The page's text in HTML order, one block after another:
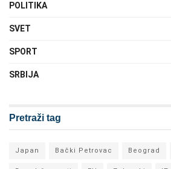
POLITIKA
SVET
SPORT
SRBIJA
Pretraži tag
Japan Bački Petrovac Beograd